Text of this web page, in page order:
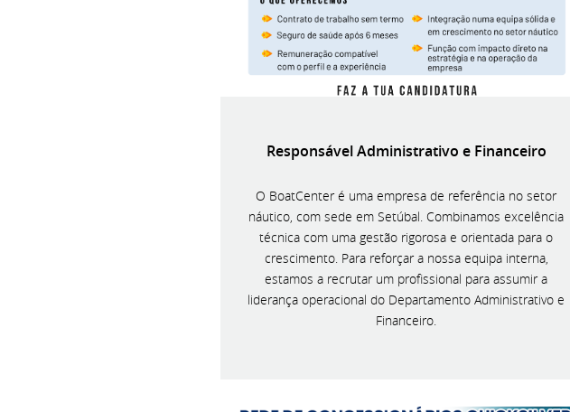
Responsável Administrativo e Financeiro
O BoatCenter é uma empresa de referência no setor
náutico, com sede em Setúbal. Combinamos excelência
técnica com uma gestão rigorosa e orientada para o
crescimento. Para reforçar a nossa equipa interna,
estamos a recrutar um profissional para assumir a
liderança operacional do Departamento Administrativo e
Financeiro.